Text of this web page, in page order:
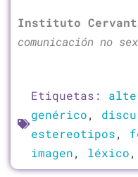
Instituto
comunicación no
Etiquetas:
genérico,
estereotipos,
imagen, léxico,